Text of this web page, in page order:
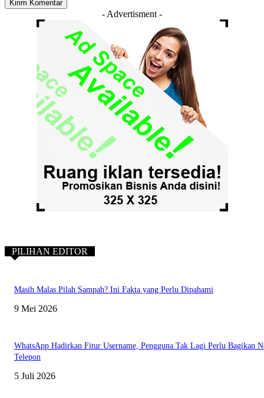
- Advertisment -
PILIHAN EDITOR
Masih Malas Pilah Sampah? Ini Fakta yang Perlu Dipahami
9 Mei 2026
WhatsApp Hadirkan Fitur Username, Pengguna Tak Lagi Perlu Bagikan
Telepon
5 Juli 2026